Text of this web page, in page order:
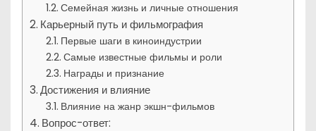
Семейная жизнь и личные отношения
Карьерный путь и фильмография
Первые шаги в киноиндустрии
Самые известные фильмы и роли
Награды и признание
Достижения и влияние
Влияние на жанр экшн-фильмов
Вопрос-ответ: